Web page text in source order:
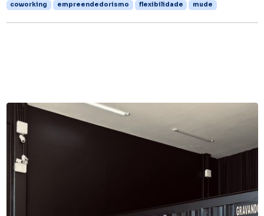
coworking empreendedorismo flexibilidade mude